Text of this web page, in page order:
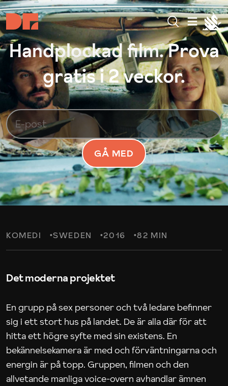
Handplockad film. Prova
gratis i 2 veckor.
GÅ MED
KOMEDI SWEDEN 2016 82 MIN
Det moderna projektet
En grupp på sex personer och två ledare befinner
sig i ett stort hus på landet. De är alla där för att
hitta ett högre syfte med sin existens. En
bekännelsekamera är med och förväntningarna och
energin är på topp. Gruppen, filmen och den
allvetande manliga voice-overn avhandlar ämnen